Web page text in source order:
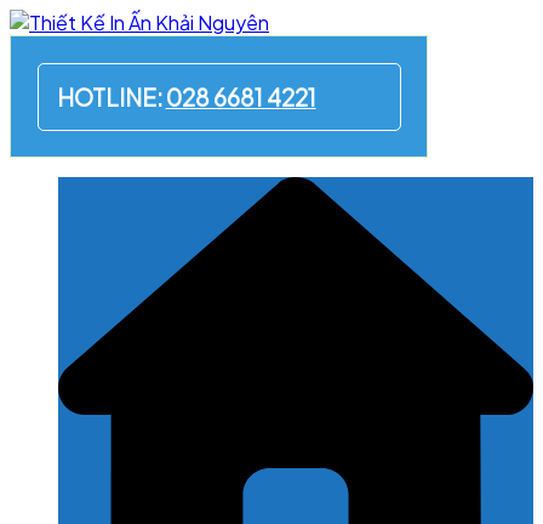
Skip
content
HOTLINE:028 6681 4221